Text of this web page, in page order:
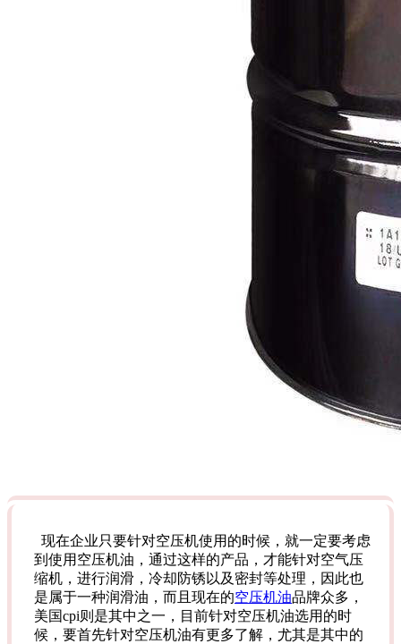
现在企业只要针对空压机使用的时候，就一定要考虑
到使用空压机油，通过这样的产品，才能针对空气压
缩机，进行润滑，冷却防锈以及密封等处理，因此也
是属于一种润滑油，而且现在的空压机油品牌众多，
美国cpi则是其中之一，目前针对空压机油选用的时
候，要首先针对空压机油有更多了解，尤其是其中的